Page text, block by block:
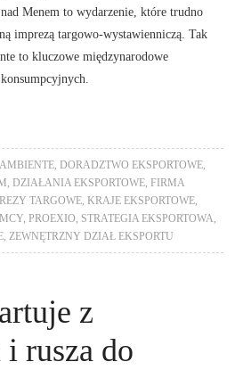
Menem to wydarzenie, które trudno
imprezą targowo-wystawienniczą. Tak
to kluczowe międzynarodowe
AMBIENTE DORADZTWO EKSPORTOWE
DZIAŁANIA EKSPORTOWE
FIRMA
TARGOWE KRAJE EKSPORTOWE
PROEXIO STRATEGIA EKSPORTOWA
ZEWNĘTRZNY DZIAŁ EKSPORTU
z
rusza do